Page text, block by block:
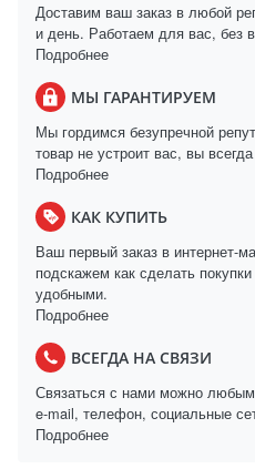
Доставим ваш заказ в любой
и день. Работаем для вас, без
Подробнее
МЫ ГАРАНТИРУЕМ
Мы гордимся безупречной
товар не устроит вас, вы
Подробнее
КАК КУПИТЬ
Ваш первый заказ в интернет-
подскажем как сделать
удобными.
Подробнее
ВСЕГДА НА СВЯЗИ
Связаться с нами можно
e-mail, телефон, социальные
Подробнее